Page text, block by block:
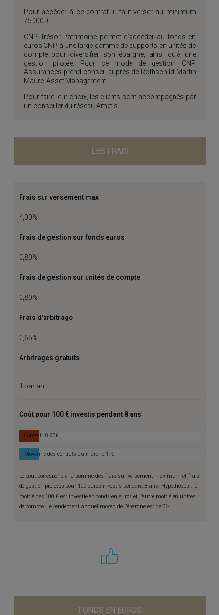
Pour accéder à ce contrat, il faut verser au minimum
75.000 €.
CNP Trésor Patrimoine permet d’accéder au fonds en
euros CNP, à une large gamme de supports en unités de
compte pour diversifier son épargne, ainsi qu’à une
gestion pilotée. Pour ce mode de gestion, CNP
Assurances prend conseil auprès de Rothschild Martin
Maurel Asset Management.
Pour faire leur choix, les clients sont accompagnés par
un conseiller du réseau Ametis.
LES FRAIS
Frais sur versement max
4,00%
Frais de gestion sur fonds euros
0,80%
Frais de gestion sur unités de compte
0,80%
Frais d’arbitrage
0,65%
Arbitrages gratuits
1 par an
Coût pour 100 € investis pendant 8 ans
Contrat 10.90€
Moyenne des contrats du marché 11€
Le coût correspond à la somme des frais sur versement maximum et frais
de gestion prélevés pour 100 euros investis pendant 8 ans. Hypothèses : la
moitié des 100 € est investie en fonds en euros et l’autre moitié en unités
de compte. Le rendement annuel moyen de l’épargne est de 3%.
FONDS EN EUROS